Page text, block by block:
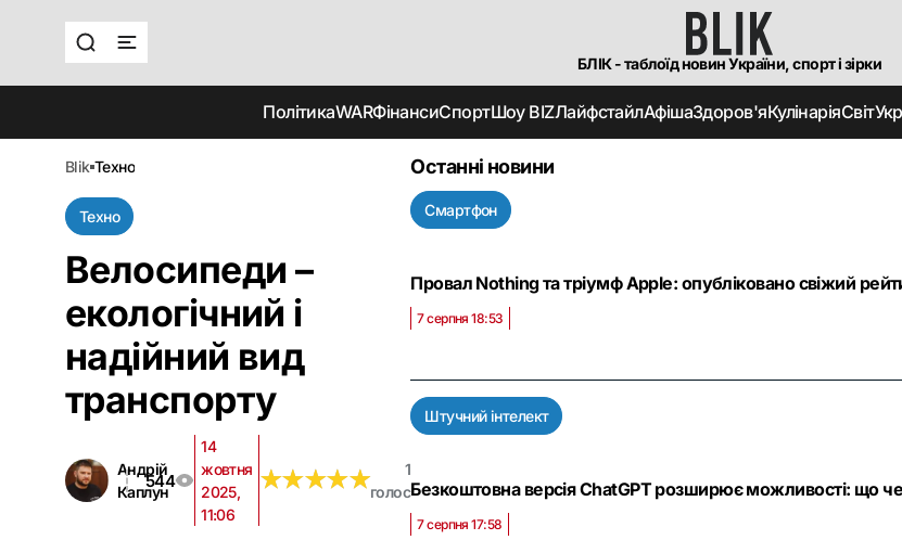
БЛІК - таблоїд новин України, спорт і зірки
ПолітикаWARФінансиСпортШоу BIZЛайфстайлАфішаЗдоров'яКулінаріяСвіт
blik техно
Техно
Велосипеди –
екологічний і
надійний вид
транспорту
Андрій
Каплун
544
14
жовтня
2025,
11:06
★★★★★
★★★★★
1
голос
Останні новини
Смартфон
Провал Nothing та тріумф Apple: опубліковано свіжий
7 серпня 18:53
Штучний інтелект
Безкоштовна версія ChatGPT розширює можливості: що
7 серпня 17:58